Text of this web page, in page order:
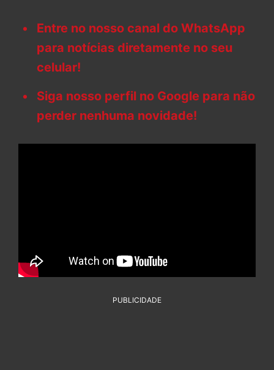
Entre no nosso canal do WhatsApp
para notícias diretamente no seu
celular!
Siga nosso perfil no Google para não
perder nenhuma novidade!
PUBLICIDADE